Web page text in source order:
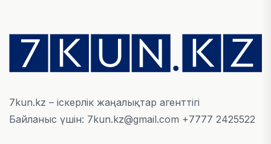
Алматы қалалық МКД мүлікті сатудан
алынатын салық туралы сұрақтарға жауап
берді
7kun.kz – іскерлік жаңалықтар агенттігі
Байланыс үшін: 7kun.kz@gmail.com +7777 2425522